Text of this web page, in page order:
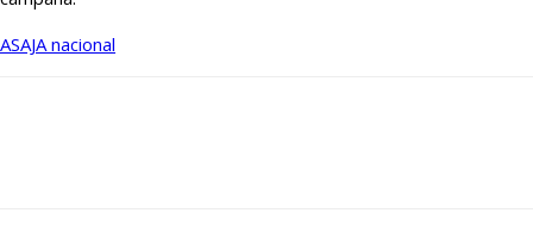
ASAJA nacional